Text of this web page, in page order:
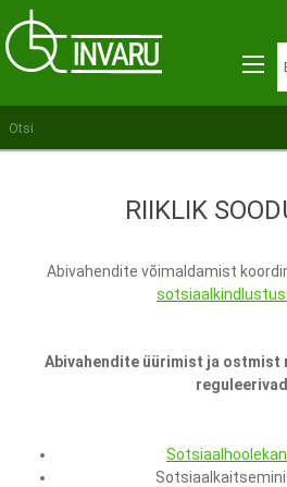
RIIKLIK
Abivahendite võimaldamist
Abivahendite üürimist ja